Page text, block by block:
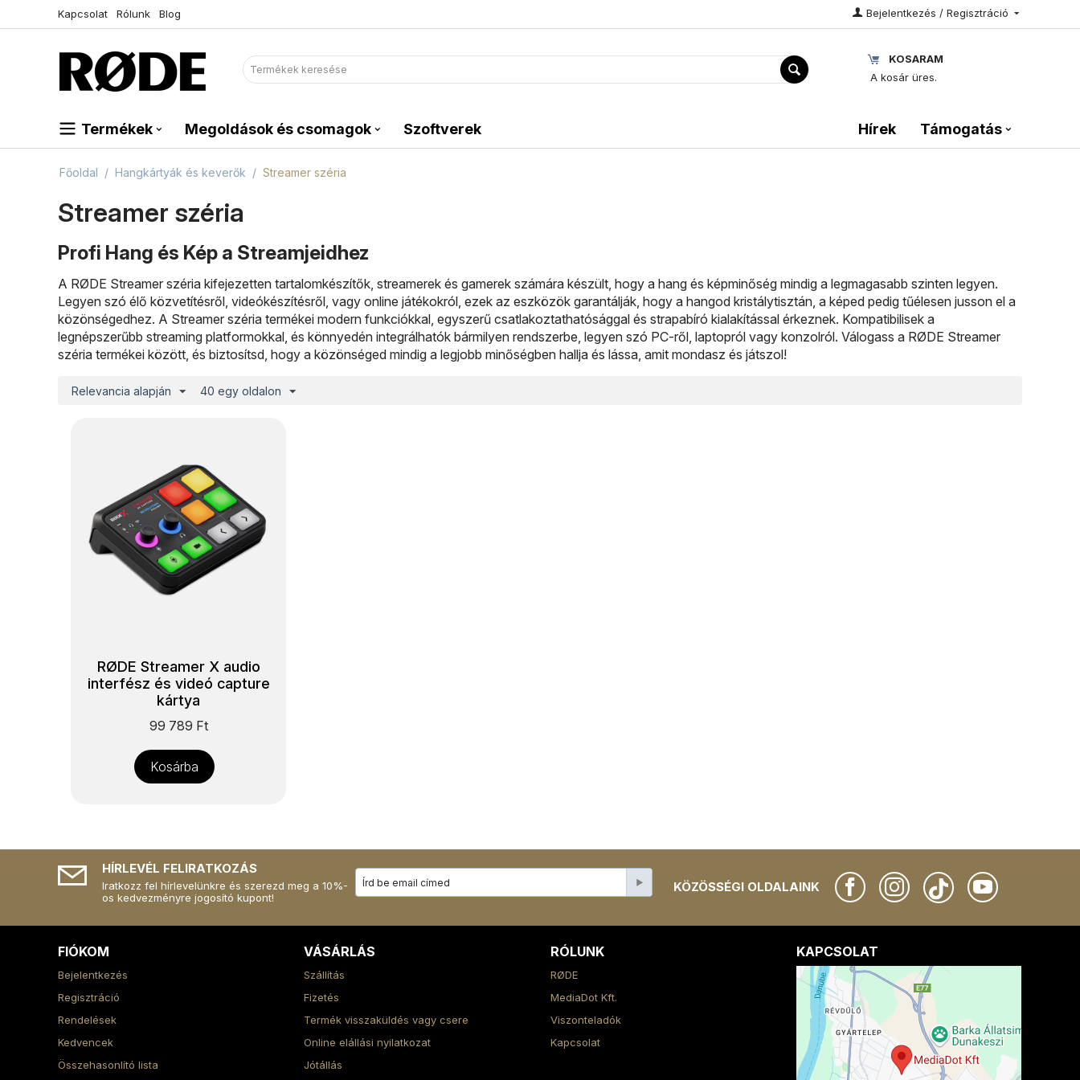
Kapcsolat Rólunk Blog Bejelentkezés / Regisztráció
KOSARAM
A kosár üres.
Termékek Megoldások és csomagok Szoftverek Támogatás
Hírek
Főoldal / Hangkártyák és keverők / Streamer széria
Streamer széria
Profi Hang és Kép a Streamjeidhez
A RØDE Streamer széria kifejezetten tartalomkészítők, streamerek és gamerek számára készült, hogy a hang és képminőség mindig a legmagasabb szinten legyen.
Legyen szó élő közvetítésről, videókészítésről, vagy online játékokról, ezek az eszközök garantálják, hogy a hangod kristálytisztán, a képed pedig tűélesen jusson el a
közönségedhez. A Streamer széria termékei modern funkciókkal, egyszerű csatlakoztathatósággal és strapabíró kialakítással érkeznek. Kompatibilisek a
legnépszerűbb streaming platformokkal, és könnyedén integrálhatók bármilyen rendszerbe, legyen szó PC-ről, laptopról vagy konzolról. Válogass a RØDE Streamer
széria termékei között, és biztosítsd, hogy a közönséged mindig a legjobb minőségben hallja és lássa, amit mondasz és játszol!
Relevancia alapján 40 egy oldalon
RØDE Streamer X audio
interfész és videó capture
kártya
99 789 Ft
Kosárba
HÍRLEVÉL FELIRATKOZÁS
Iratkozz fel hírlevelünkre és szerezd meg a 10%-
os kedvezményre jogosító kupont!
KÖZÖSSÉGI OLDALAINK
FIÓKOM
Bejelentkezés
Regisztráció
Rendelések
Kedvencek
Összehasonlító lista
VÁSÁRLÁS
Szállítás
Fizetés
Termék visszaküldés vagy csere
Online elállási nyilatkozat
Jótállás
RÓLUNK
RØDE
MediaDot Kft.
Viszonteladók
Kapcsolat
KAPCSOLAT